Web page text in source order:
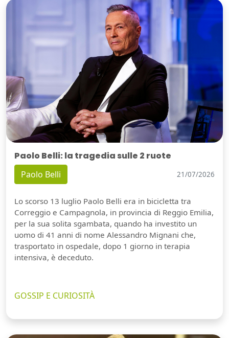
Paolo Belli: la tragedia sulle 2 ruote
Paolo Belli 21/07/2026
Lo scorso 13 luglio Paolo Belli era in bicicletta tra
Correggio e Campagnola, in provincia di Reggio Emilia,
per la sua solita sgambata, quando ha investito un
uomo di 41 anni di nome Alessandro Mignani che,
trasportato in ospedale, dopo 1 giorno in terapia
intensiva, è deceduto.
GOSSIP E CURIOSITÀ